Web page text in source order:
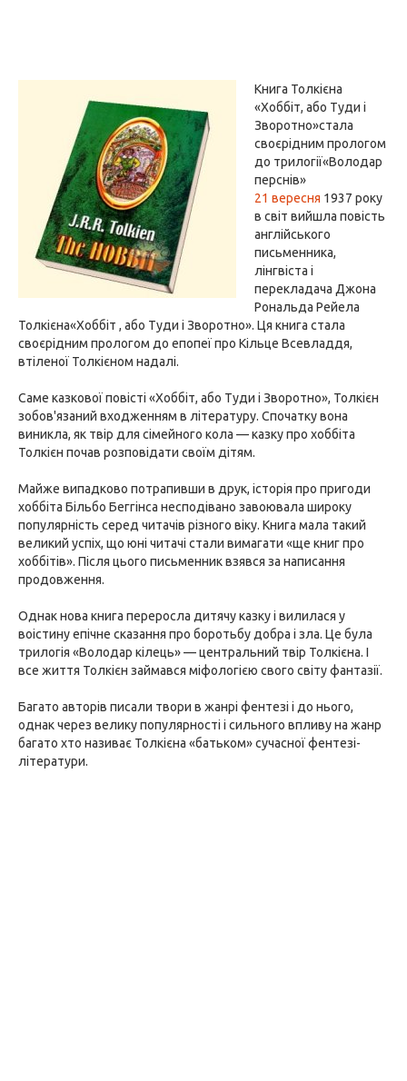
Книга Толкієна
«Хоббіт, або Туди і
Зворотно»стала
своєрідним прологом
до трилогії«Володар
перснів»
21 вересня 1937 року
в світ вийшла повість
англійського
письменника,
лінгвіста і
перекладача Джона
Рональда Рейела
Толкієна«Хоббіт , або Туди і Зворотно». Ця книга стала
своєрідним прологом до епопеї про Кільце Всевладдя,
втіленої Толкієном надалі.
Саме казкової повісті «Хоббіт, або Туди і Зворотно», Толкієн
зобов'язаний входженням в літературу. Спочатку вона
виникла, як твір для сімейного кола — казку про хоббіта
Толкієн почав розповідати своїм дітям.
Майже випадково потрапивши в друк, історія про пригоди
хоббіта Більбо Беггінса несподівано завоювала широку
популярність серед читачів різного віку. Книга мала такий
великий успіх, що юні читачі стали вимагати «ще книг про
хоббітів». Після цього письменник взявся за написання
продовження.
Однак нова книга переросла дитячу казку і вилилася у
воістину епічне сказання про боротьбу добра і зла. Це була
трилогія «Володар кілець» — центральний твір Толкієна. І
все життя Толкієн займався міфологією свого світу фантазії.
Багато авторів писали твори в жанрі фентезі і до нього,
однак через велику популярності і сильного впливу на жанр
багато хто називає Толкієна «батьком» сучасної фентезі-
літератури.